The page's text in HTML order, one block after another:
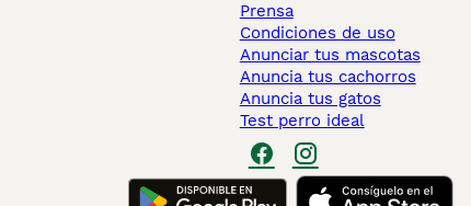
Prensa
Condiciones de uso
Anunciar tus mascotas
Anuncia tus cachorros
Anuncia tus gatos
Test perro ideal